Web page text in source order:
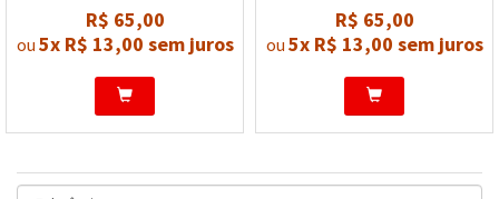
R$ 65,00
ou 5x R$ 13,00 sem juros
R$ 65,00
ou 5x R$ 13,00 sem juros